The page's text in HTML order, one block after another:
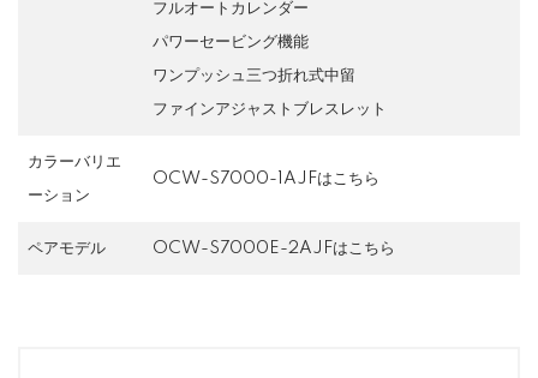
フルオートカレンダー
パワーセービング機能
ワンプッシュ三つ折れ式中留
ファインアジャストブレスレット
カラーバリエ
ーション
OCW-S7000-1AJFはこちら
ペアモデル OCW-S7000E-2AJFはこちら